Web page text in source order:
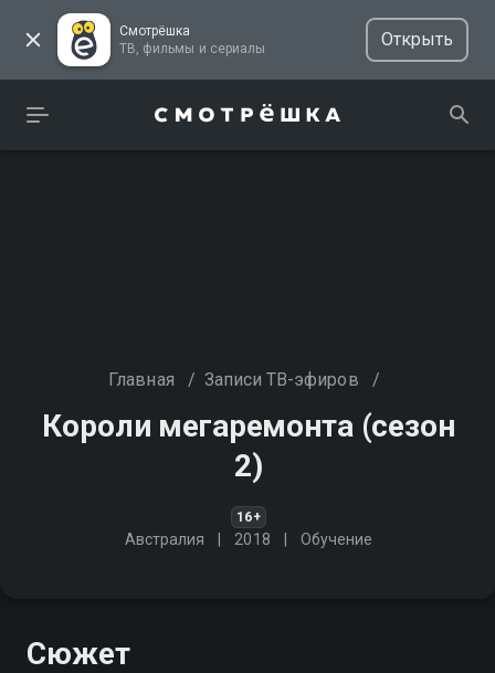
Смотрёшка
ТВ, фильмы и сериалы
Открыть
Главная / Записи ТВ-эфиров /
Короли мегаремонта (сезон
2)
16+
Австралия 2018 Обучение
Сюжет